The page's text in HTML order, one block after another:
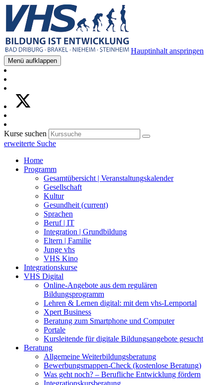
Hauptinhalt anspringen
Menü aufklappen
Kurse suchen
erweiterte Suche
Home
Programm
Gesamtübersicht | Veranstaltungskalender
Gesellschaft
Kultur
Gesundheit (current)
Sprachen
Beruf | IT
Integration | Grundbildung
Eltern | Familie
Junge vhs
VHS Kino
Integrationskurse
VHS Digital
Online-Angebote aus dem regulären
Bildungsprogramm
Lehren & Lernen digital: mit dem vhs-Lernportal
Xpert Business
Beratung zum Smartphone und Computer
Portale
Kursleitende für digitale Bildungsangebote gesucht
Beratung
Allgemeine Weiterbildungsberatung
Bewerbungsmappen-Check (kostenlose Beratung)
Was geht noch? – Berufliche Entwicklung fördern
Integrationskursberatung